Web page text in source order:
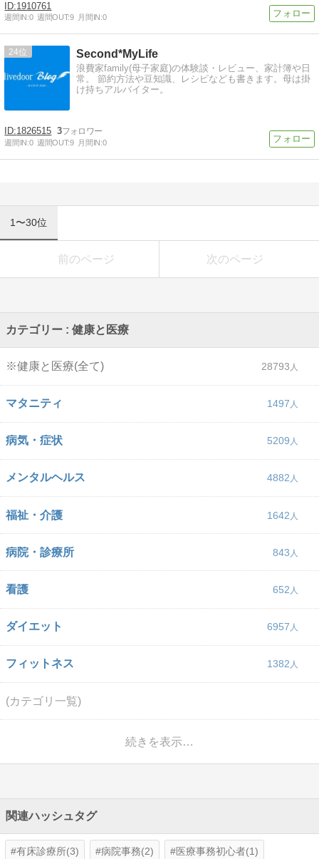
1910761
週間IN:0 週間OUT:9 月間IN:0
24 Second*MyLife
浪費家family(母子家庭)の体験談・レビュー、家計簿や日
常。 節約方法や豆知識、レシピなども書きます。母は掛
け持ちアルバイター。
1826515 3
週間IN:0 週間OUT:9 月間IN:0
1〜30位
前のページ 次のページ
カテゴリー : 健康と医療
※健康と医療(全て) 28793
マタニティ 1497
病気・症状 5209
メンタルヘルス 4882
福祉・介護 1642
病院・診療所 843
看護 652
ダイエット 6957
フィットネス 1382
(カテゴリ一覧)
続きを表示…
関連ハッシュタグ
有床診療所(3) 病院事務(2) 医療事務初心者(1)